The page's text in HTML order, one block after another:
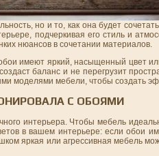
но и то, как она будет
подчеркивая его стиль и
нюансов в сочетании материалов.
имеют яркий, насыщенный цвет
баланс и не перегрузит
моделями мебели, чтобы создать
С ОБОЯМИ
интерьера. Чтобы мебель
в вашем интерьере: если обои
яркая или агрессивная мебель